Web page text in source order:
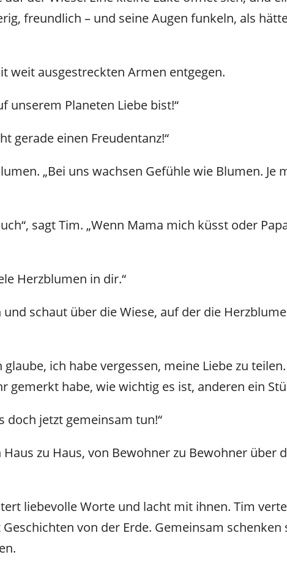
freundlich – und seine Augen funkeln, als
weit ausgestreckten Armen entgegen.
unserem Planeten Liebe bist!“
gerade einen Freudentanz!“
„Bei uns wachsen Gefühle wie Blumen. Je
sagt Tim. „Wenn Mama mich küsst oder
Herzblumen in dir.“
schaut über die Wiese, auf der die
glaube, ich habe vergessen, meine Liebe zu
gemerkt habe, wie wichtig es ist, anderen ein
doch jetzt gemeinsam tun!“
zu Haus, von Bewohner zu Bewohner über
liebevolle Worte und lacht mit ihnen. Tim
von der Erde. Gemeinsam schenken